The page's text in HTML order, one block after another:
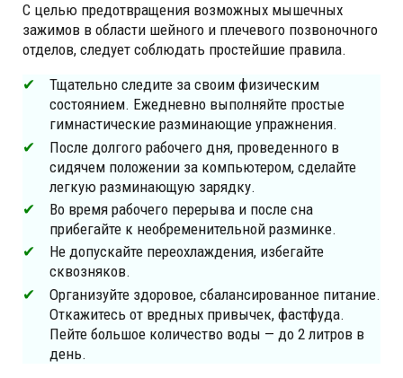
С целью предотвращения возможных мышечных
зажимов в области шейного и плечевого позвоночного
отделов, следует соблюдать простейшие правила.
Тщательно следите за своим физическим
состоянием. Ежедневно выполняйте простые
гимнастические разминающие упражнения.
После долгого рабочего дня, проведенного в
сидячем положении за компьютером, сделайте
легкую разминающую зарядку.
Во время рабочего перерыва и после сна
прибегайте к необременительной разминке.
Не допускайте переохлаждения, избегайте
сквозняков.
Организуйте здоровое, сбалансированное питание.
Откажитесь от вредных привычек, фастфуда.
Пейте большое количество воды — до 2 литров в
день.